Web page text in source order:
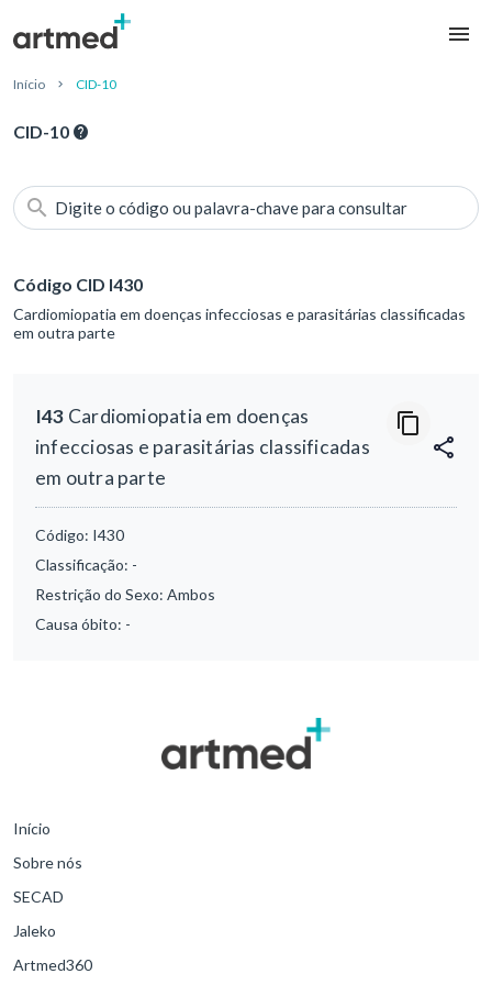
Início CID-10
CID-10
Digite o código ou palavra-chave para consultar
Código CID I430
Cardiomiopatia em doenças infecciosas e parasitárias classificadas
em outra parte
I43 Cardiomiopatia em doenças
infecciosas e parasitárias classificadas
em outra parte
Código: I430
Classificação: -
Restrição do Sexo: Ambos
Causa óbito: -
Início
Sobre nós
SECAD
Jaleko
Artmed360